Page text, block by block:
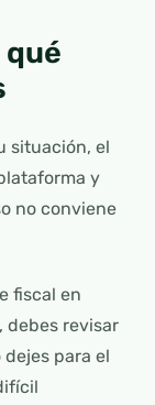
situación, el
y
no conviene
fiscal en
debes revisar
para el